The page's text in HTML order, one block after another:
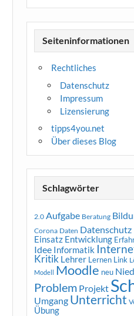
Seiteninformationen
Rechtliches
Datenschutz
Impressum
Lizensierung
tipps4you.net
Über dieses Blog
Schlagwörter
2.0 Aufgabe Beratung
Corona Daten Datenschutz
Einsatz Entwicklung
Idee Informatik
Kritik Lehrer Lernen Link
Modell Moodle neu
Problem Projekt
Umgang Unterricht
Übung